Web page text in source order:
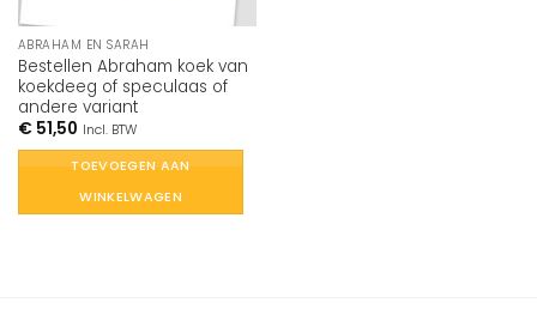
ABRAHAM EN SARAH
Bestellen Abraham koek van
koekdeeg of speculaas of
andere variant
€51,50 Incl. BTW
TOEVOEGEN AAN
WINKELWAGEN